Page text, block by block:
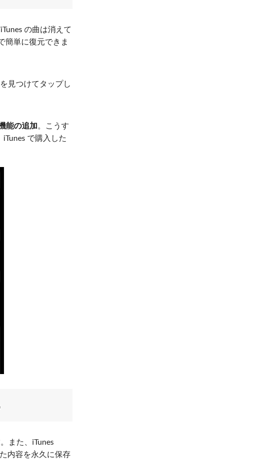
の曲は消えて
簡単に復元できま
見つけてタップし
能の追加 。こうす
で購入した
また、iTunes
内容を永久に保存